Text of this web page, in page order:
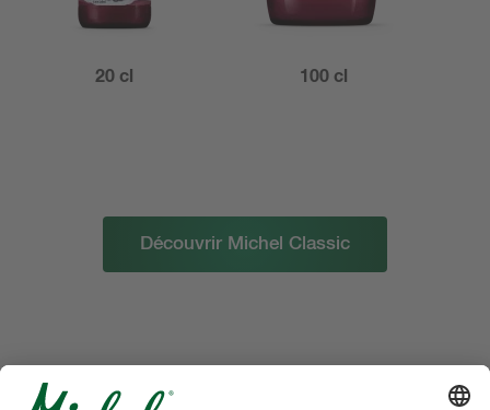
20 cl 100 cl
Découvrir Michel Classic